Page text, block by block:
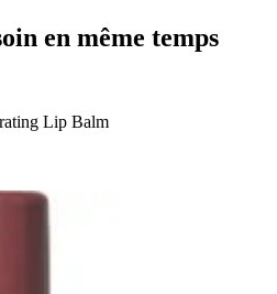
en même temps
Lip Balm